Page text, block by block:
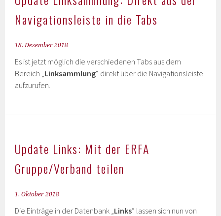
Navigationsleiste in die Tabs
18. Dezember 2018
Es ist jetzt möglich die verschiedenen Tabs aus dem
Bereich „Linksammlung“ direkt über die Navigationsleiste
aufzurufen.
Update Links: Mit der ERFA
Gruppe/Verband teilen
1. Oktober 2018
Die Einträge in der Datenbank „Links“ lassen sich nun von